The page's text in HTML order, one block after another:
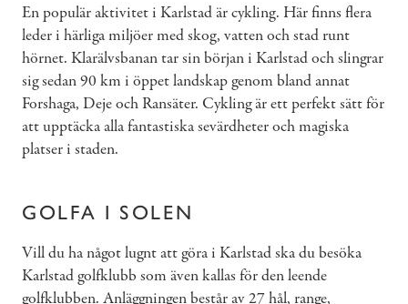
En populär aktivitet i Karlstad är cykling. Här finns flera
leder i härliga miljöer med skog, vatten och stad runt
hörnet. Klarälvsbanan tar sin början i Karlstad och slingrar
sig sedan 90 km i öppet landskap genom bland annat
Forshaga, Deje och Ransäter. Cykling är ett perfekt sätt för
att upptäcka alla fantastiska sevärdheter och magiska
platser i staden.
GOLFA I SOLEN
Vill du ha något lugnt att göra i Karlstad ska du besöka
Karlstad golfklubb som även kallas för den leende
golfklubben. Anläggningen består av 27 hål, range,